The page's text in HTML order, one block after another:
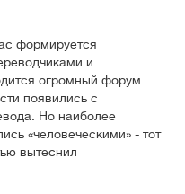
формируется
и
огромный форум
появились с
Но наиболее
«человеческими» - тот
вытеснил